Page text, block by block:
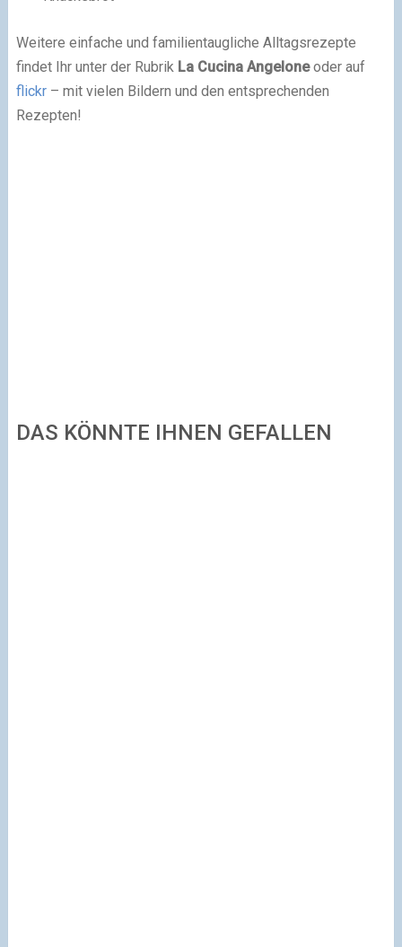
Weitere einfache und familientaugliche Alltagsrezepte
findet Ihr unter der Rubrik La Cucina Angeloneoder auf
flickr– mit vielen Bildern und den entsprechenden
Rezepten!
DAS KÖNNTE IHNEN GEFALLEN